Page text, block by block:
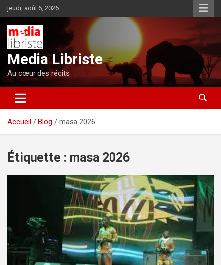
Aller
au
contenu
jeudi, août 6, 2026
Media Libriste
Au cœur des récits
Accueil Blog masa 2026
Étiquette : masa 2026